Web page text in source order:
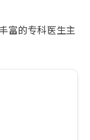
富的专科医生主